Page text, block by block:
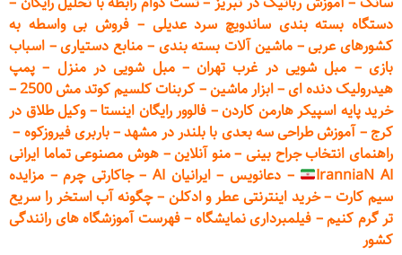
دستگاه بسته‌ بندی ساندویچ سرد عدیلی – فروش بی واسطه به
کشورهای عربی–ماشین آلات بسته بندی – منابع دستیاری– اسباب
بازی– مبل شویی در غرب تهران–مبل شویی در منزل –پمپ
هیدرولیک دنده ای–ابزار ماشین– کربنات کلسیم کوتد مش 2500
–
خرید پایه اسپیکر هارمن کاردن– فالوور رایگان اینستا –وکیل طلاق در
کرج –آموزش طراحی سه بعدی با بلندر در مشهد–باربری فیروزکوه –
راهنمای انتخاب جراح بینی–منو آنلاین–هوش مصنوعی تماما ایرانی
IranniaN AI
– دعانویس –ایرانیان AI –جاکارتی چرم– مزایده
سیم کارت–خرید اینترنتی عطر و ادکلن –چگونه آب استخر را سریع
تر گرم کنیم– فیلمبرداری نمایشگاه –فهرست آموزشگاه های رانندگی
کشور